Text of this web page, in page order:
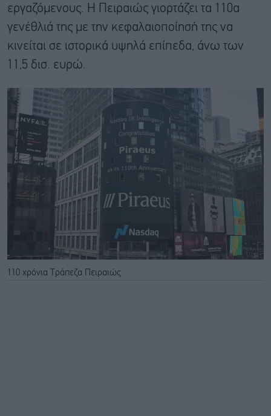
εργαζόμενους. Η Πειραιώς γιορτάζει τα 110α
γενέθλιά της με την κεφαλαιοποίησή της να
κινείται σε ιστορικά υψηλά επίπεδα, άνω των
11,5 δισ. ευρώ.
110 χρόνια Τράπεζα Πειραιώς